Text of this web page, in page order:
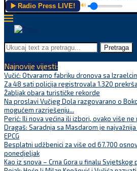
▶️ Radio Press LIVE! 🔊
Pretraga
Najnovije vijesti:
Vučić: Otvaramo fabriku dronova sa
Za 48 sati policija registrovala 1.320
Žabljak obara turističke rekorde
Na proslavi Vučjeg Dola razgovarano o
mogućem razrješenju...
Perić: Ili nova većina ili izbori, ovako više ne
Dragaš: Saradnja sa Masdarom je
EPCG
Besplatni udžbenici za više od 67.700
ponedjeljak
Kao iz snova – Crna Gora u finalu Svjetskog